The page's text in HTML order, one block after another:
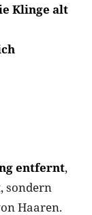
Klinge alt
entfernt,
sondern
Haaren.